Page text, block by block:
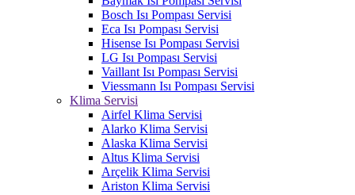
Bosch Isı Pompası Servisi
Eca Isı Pompası Servisi
Hisense Isı Pompası Servisi
LG Isı Pompası Servisi
Vaillant Isı Pompası Servisi
Viessmann Isı Pompası Servisi
Klima Servisi
Airfel Klima Servisi
Alarko Klima Servisi
Alaska Klima Servisi
Altus Klima Servisi
Arçelik Klima Servisi
Ariston Klima Servisi